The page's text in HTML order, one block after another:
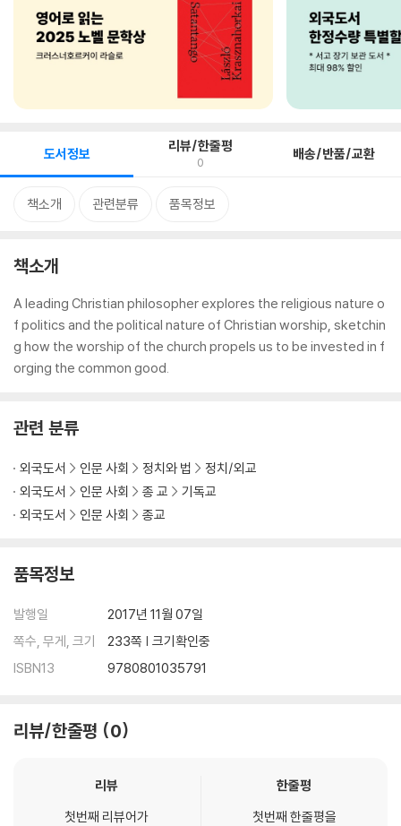
도서정보 리뷰/한줄평
0 배송/반품/교환
책소개 관련분류 품목정보
책소개
A leading Christian philosopher explores the religious nature o
f politics and the political nature of Christian worship, sketchin
g how the worship of the church propels us to be invested in f
orging the common good.
관련 분류
외국도서 인문 사회 정치와 법
정치/외교
외국도서
인문 사회 종 교
기독교
외국도서
인문 사회 종교
품목정보
발행일
2017년 11월 07일
쪽수, 무게, 크기
233쪽 | 크기확인중
ISBN13
9780801035791
리뷰/한줄평 0
리뷰
첫번째 리뷰어가
한줄평
첫번째 한줄평을